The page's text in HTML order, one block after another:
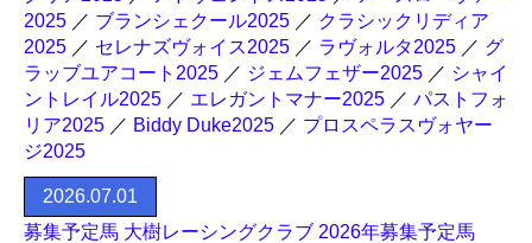
2025 ／ ブランシェクール2025 ／ クラシックリディア
2025 ／ セレナズヴォイス2025 ／ ラヴォルタ2025 ／ グ
ラッブユアコート2025 ／ ジェムフェザー2025 ／ シャイ
ントレイル2025 ／ エレガントマナー2025 ／ パストフォ
リア2025 ／ Biddy Duke2025 ／ プロスペラスヴォヤー
ジ2025
2026.07.01
募集予定馬 大樹レーシングクラブ 2026年募集予定馬